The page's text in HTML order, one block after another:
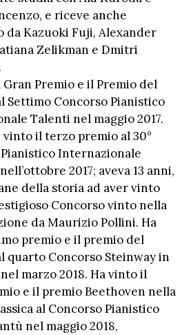
e riceve anche
da Kazuoki Fuji, Alexander
Zelikman e Dmitri
Premio e il Premio del
Settimo Concorso Pianistico
Talenti nel maggio 2017.
il terzo premio al 30°
Internazionale
2017; aveva 13 anni,
della storia ad aver vinto
Concorso vinto nella
da Maurizio Pollini. Ha
premio e il premio del
quarto Concorso Steinway in
marzo 2018. Ha vinto il
e il premio Beethoven nella
al Concorso Pianistico
nel maggio 2018,